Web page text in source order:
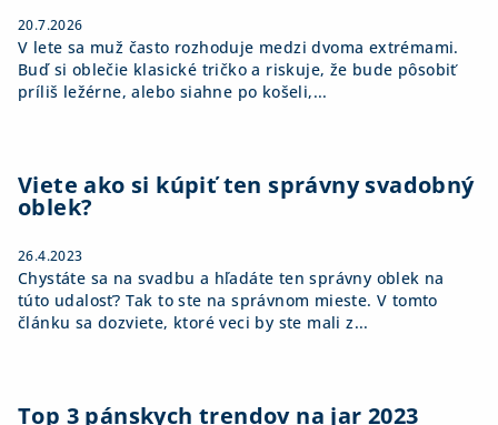
20.7.2026
V lete sa muž často rozhoduje medzi dvoma extrémami.
Buď si oblečie klasické tričko a riskuje, že bude pôsobiť
príliš ležérne, alebo siahne po košeli,...
Viete ako si kúpiť ten správny svadobný
oblek?
26.4.2023
Chystáte sa na svadbu a hľadáte ten správny oblek na
túto udalosť? Tak to ste na správnom mieste. V tomto
článku sa dozviete, ktoré veci by ste mali z...
Top 3 pánskych trendov na jar 2023